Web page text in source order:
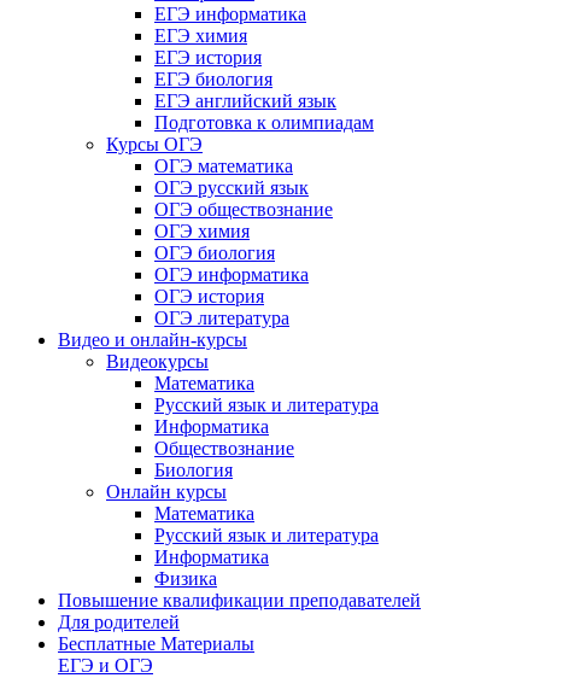
ЕГЭ информатика
ЕГЭ химия
ЕГЭ история
ЕГЭ биология
ЕГЭ английский язык
Подготовка к олимпиадам
Курсы ОГЭ
ОГЭ математика
ОГЭ русский язык
ОГЭ обществознание
ОГЭ химия
ОГЭ биология
ОГЭ информатика
ОГЭ история
ОГЭ литература
Видео и онлайн-курсы
Видеокурсы
Математика
Русский язык и литература
Информатика
Обществознание
Биология
Онлайн курсы
Математика
Русский язык и литература
Информатика
Физика
Повышение квалификации преподавателей
Для родителей
Бесплатные Материалы
ЕГЭ и ОГЭ